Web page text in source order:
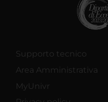
Supporto tecnico
Area Amministrativa
MyUnivr